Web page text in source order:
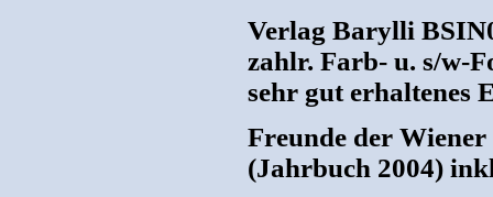
Verlag Barylli
zahlr. Farb- u. s/w-
sehr gut erhaltenes
Freunde der
(Jahrbuch 2004)